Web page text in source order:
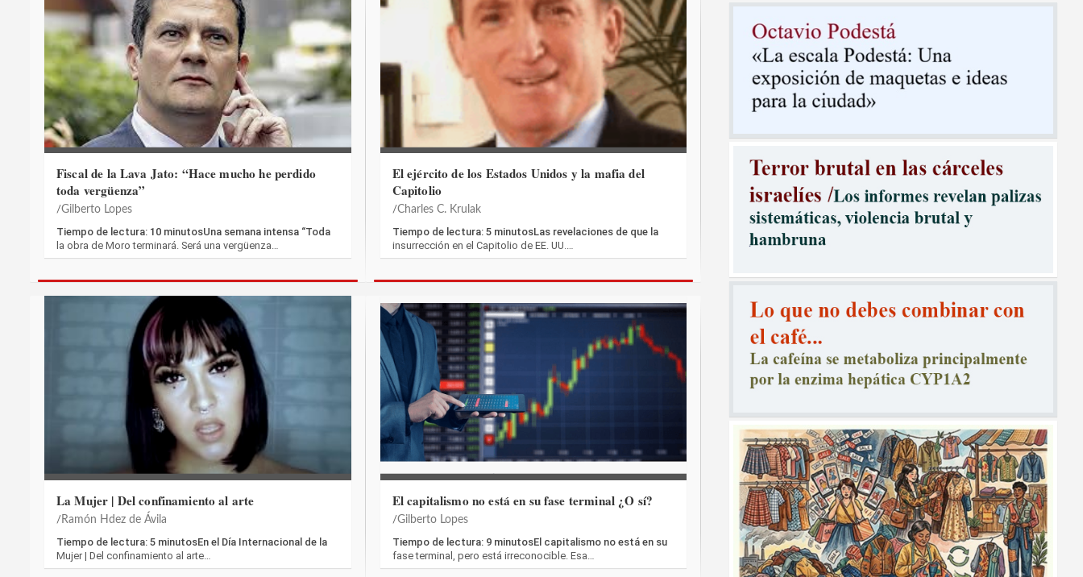
Fiscal de la Lava Jato: “Hace mucho he perdido
toda vergüenza”
Gilberto Lopes
Tiempo de lectura: 10 minutosUna semana intensa “Toda
la obra de Moro terminará. Será una vergüenza…
El ejército de los Estados Unidos y la mafia del
Capitolio
Charles C. Krulak
Tiempo de lectura: 5 minutosLas revelaciones de que la
insurrección en el Capitolio de EE. UU.…
La Mujer | Del confinamiento al arte
Ramón Hdez de Ávila
Tiempo de lectura: 5 minutosEn el Día Internacional de la
Mujer | Del confinamiento al arte…
El capitalismo no está en su fase terminal ¿O sí?
Gilberto Lopes
Tiempo de lectura: 9 minutosEl capitalismo no está en su
fase terminal, pero está irreconocible. Esa…